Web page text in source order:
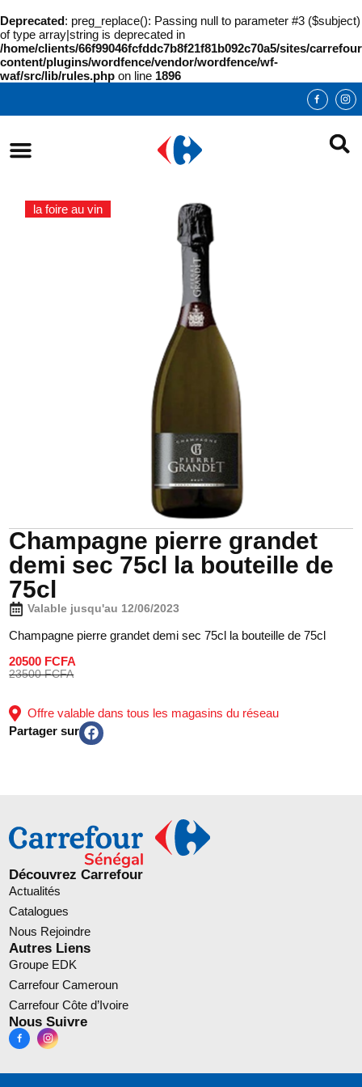
Deprecated: preg_replace(): Passing null to parameter #3 ($subject)
of type array|string is deprecated in
/home/clients/66f99046fcfddc7b8f21f81b092c70a5/sites/
content/plugins/wordfence/vendor/wordfence/wf-
waf/src/lib/rules.php on line 1896
la foire au vin
Champagne pierre grandet
demi sec 75cl la bouteille de
75cl
Valable jusqu'au 12/06/2023
Champagne pierre grandet demi sec 75cl la bouteille de 75cl
20500 FCFA
23500 FCFA
Offre valable dans tous les magasins du réseau
Partager sur
Découvrez Carrefour
Actualités
Catalogues
Nous Rejoindre
Autres Liens
Groupe EDK
Carrefour Cameroun
Carrefour Côte d’Ivoire
Nous Suivre